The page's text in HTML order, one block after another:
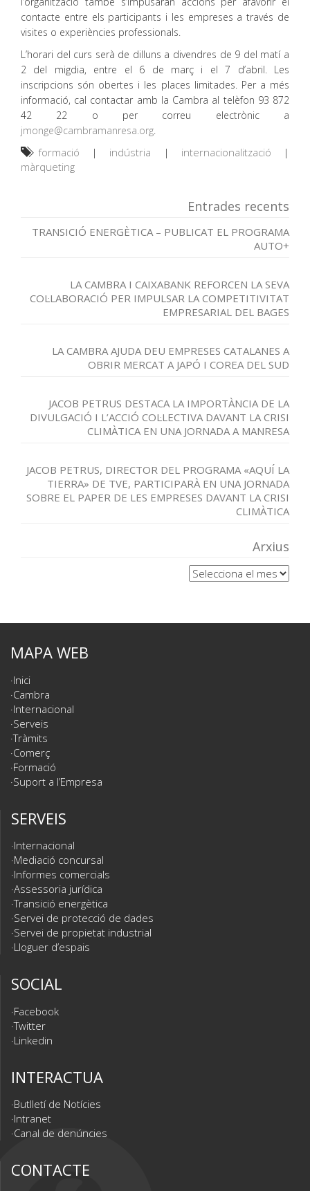
contacte entre els participants i les empreses a través de
visites o experiències professionals.
L’horari del curs serà de dilluns a divendres de 9 del matí a
2 del migdia, entre el 6 de març i el 7 d’abril. Les
inscripcions són obertes i les places limitades. Per a més
informació, cal contactar amb la Cambra al telèfon 93 872
42 22 o per correu electrònic a
jmonge@cambramanresa.org.
formació | indústria | internacionalització |
màrqueting
Entrades recents
TRANSICIÓ ENERGÈTICA – PUBLICAT EL PROGRAMA
AUTO+
LA CAMBRA I CAIXABANK REFORCEN LA SEVA
COL·LABORACIÓ PER IMPULSAR LA COMPETITIVITAT
EMPRESARIAL DEL BAGES
LA CAMBRA AJUDA DEU EMPRESES CATALANES A
OBRIR MERCAT A JAPÓ I COREA DEL SUD
JACOB PETRUS DESTACA LA IMPORTÀNCIA DE LA
DIVULGACIÓ I L’ACCIÓ COL·LECTIVA DAVANT LA CRISI
CLIMÀTICA EN UNA JORNADA A MANRESA
JACOB PETRUS, DIRECTOR DEL PROGRAMA «AQUÍ LA
TIERRA» DE TVE, PARTICIPARÀ EN UNA JORNADA
SOBRE EL PAPER DE LES EMPRESES DAVANT LA CRISI
CLIMÀTICA
Arxius
Arxius
MAPA WEB
Inici
Cambra
Internacional
Serveis
Tràmits
Comerç
Formació
Suport a l’Empresa
SERVEIS
Internacional
Mediació concursal
Informes comercials
Assessoria jurídica
Transició energètica
Servei de protecció de dades
Servei de propietat industrial
Lloguer d’espais
SOCIAL
Facebook
Twitter
Linkedin
INTERACTUA
Butlletí de Notícies
Intranet
Canal de denúncies
CONTACTE